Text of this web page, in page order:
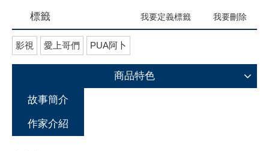
標籤 我要定義標籤 我要刪除
影視 愛上哥們 PUA阿卜
商品特色
故事簡介
作家介紹